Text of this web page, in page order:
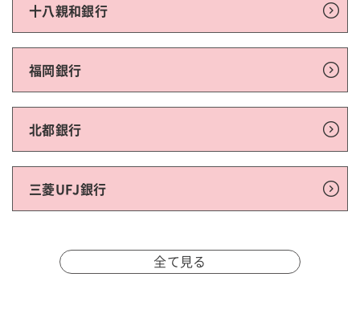
十八親和銀行
福岡銀行
北都銀行
三菱UFJ銀行
全て見る